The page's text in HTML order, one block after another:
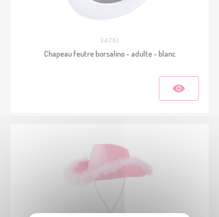
34761
Chapeau feutre borsalino - adulte - blanc